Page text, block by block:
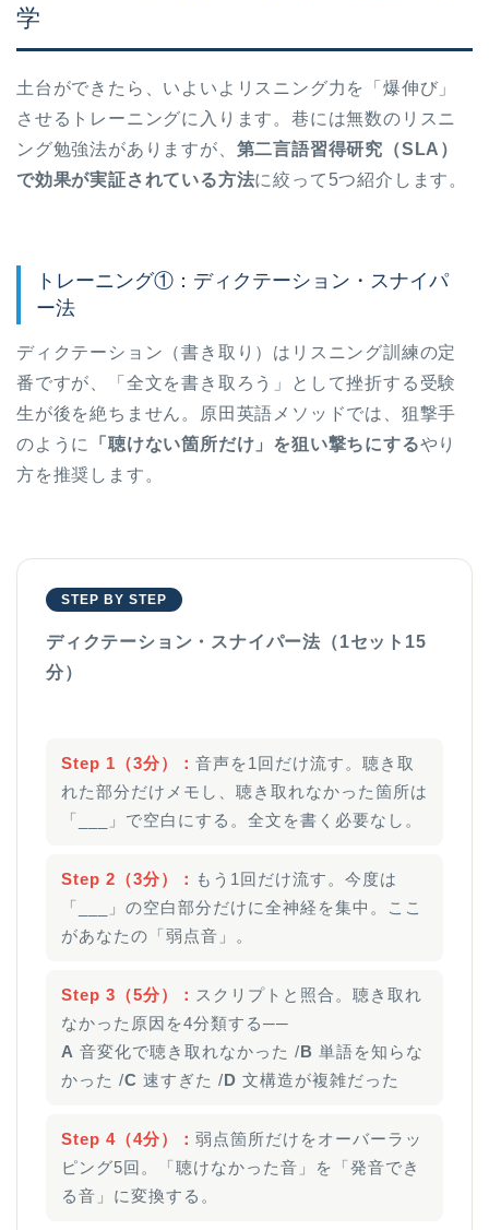
学
土台ができたら、いよいよリスニング力を「爆伸び」
させるトレーニングに入ります。巷には無数のリスニ
ング勉強法がありますが、 第二言語習得研究（SLA）
で効果が実証されている方法に絞って5つ紹介します。
トレーニング①：ディクテーション・スナイパ
ー法
ディクテーション（書き取り）はリスニング訓練の定
番ですが、「全文を書き取ろう」として挫折する受験
生が後を絶ちません。原田英語メソッドでは、狙撃手
のように
「聴けない箇所だけ」を狙い撃ちにするやり
方を推奨します。
STEP BY STEP
ディクテーション・スナイパー法（1セット15
分）
Step 1（3分）： 音声を1回だけ流す。聴き取
れた部分だけメモし、聴き取れなかった箇所は
「___」で空白にする。全文を書く必要なし。
Step 2（3分）：
もう1回だけ流す。今度は
「___」の空白部分だけに全神経を集中。ここ
があなたの「弱点音」。
Step 3（5分）： スクリプトと照合。聴き取れ
なかった原因を4分類する──
A 音変化で聴き取れなかった / B 単語を知らな
かった /C 速すぎた / D 文構造が複雑だった
Step 4（4分）： 弱点箇所だけをオーバーラッ
ピング5回。「聴けなかった音」を「発音でき
る音」に変換する。